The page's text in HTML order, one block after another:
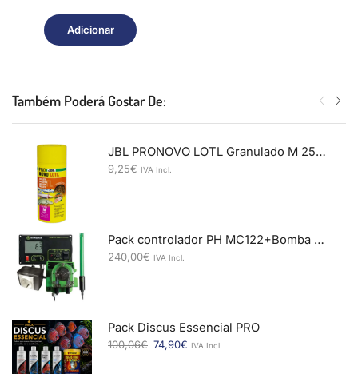
Adicionar
Também Poderá Gostar De:
JBL PRONOVO LOTL Granulado M 250ml
9,25€ IVA Incl.
Pack controlador PH MC122+Bomba dosificadora MP810
240,00€ IVA Incl.
Pack Discus Essencial PRO
100,06€ 74,90€ IVA Incl.